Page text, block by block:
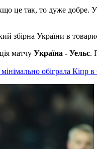
це так, то дуже
збірна України в
матчу Україна - Уельс.
обіграла Кіпр в